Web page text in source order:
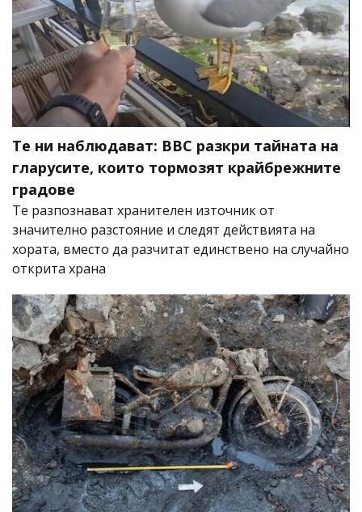
Те ни наблюдават: BBC разкри тайната на
гларусите, които тормозят крайбрежните
градове
Те разпознават хранителен източник от
значително разстояние и следят действията на
хората, вместо да разчитат единствено на случайно
открита храна